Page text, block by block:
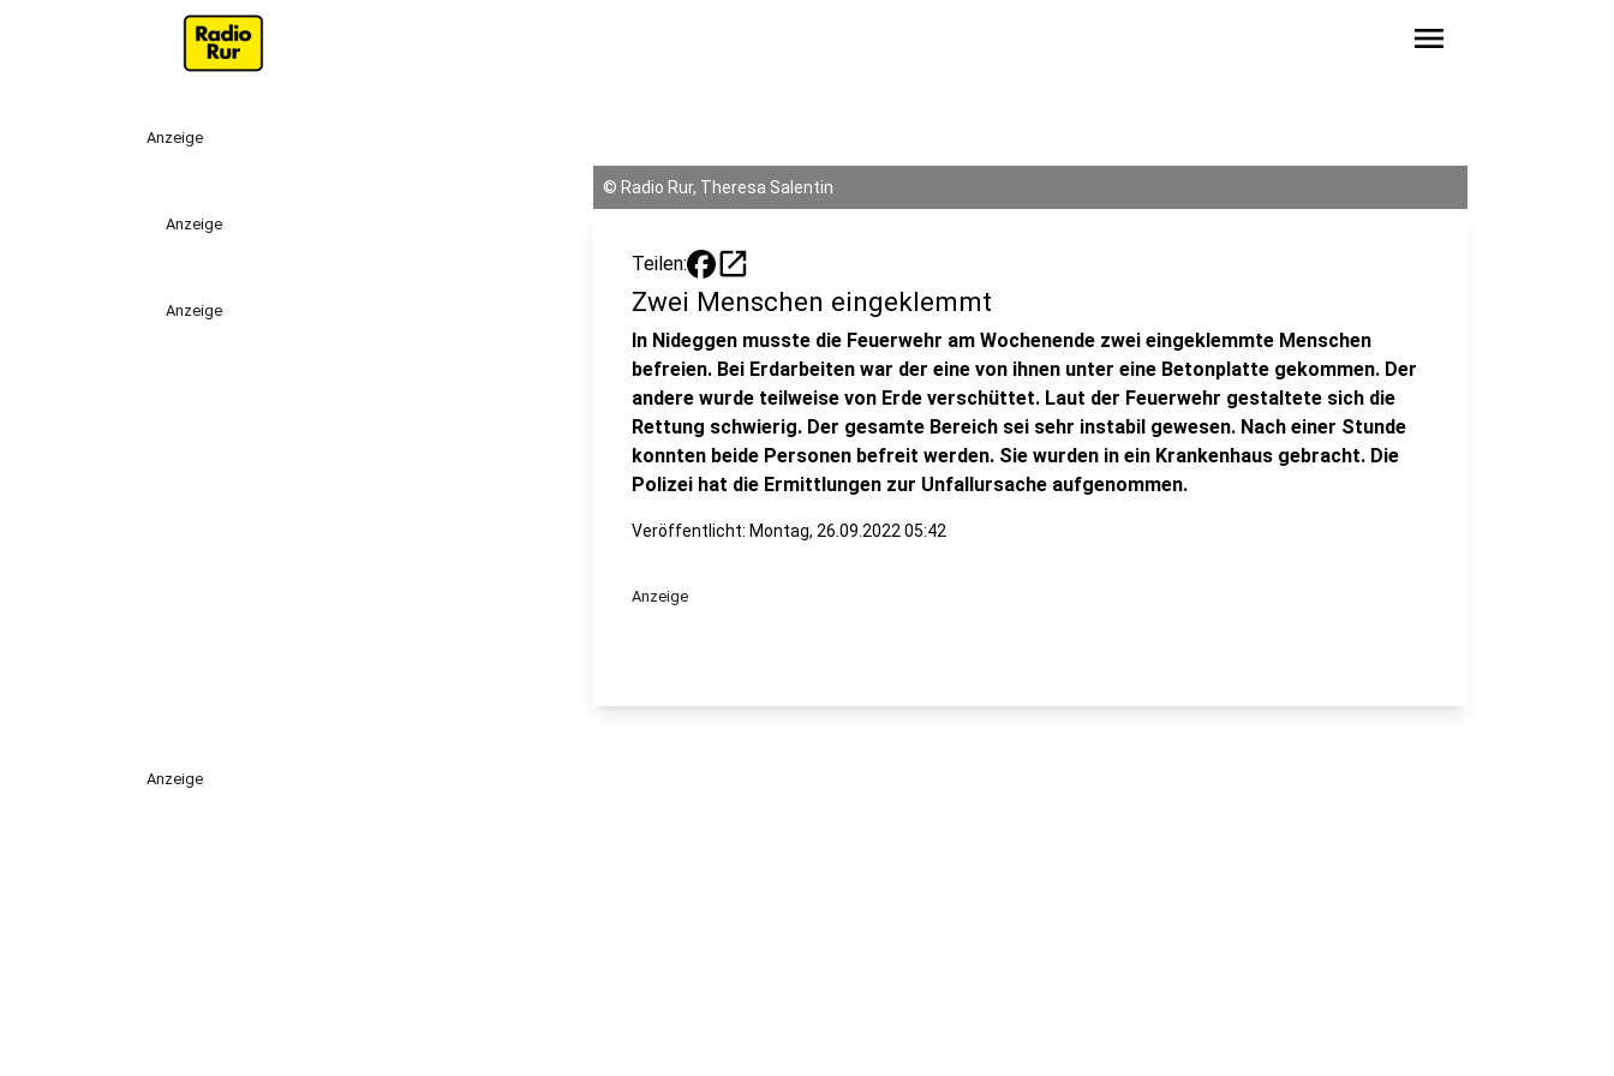
menu
Anzeige
Anzeige
Anzeige
© Radio Rur, Theresa Salentin
Teilen: open_in_new
Zwei Menschen eingeklemmt
In Nideggen musste die Feuerwehr am Wochenende zwei eingeklemmte Menschen
befreien. Bei Erdarbeiten war der eine von ihnen unter eine Betonplatte gekommen. Der
andere wurde teilweise von Erde verschüttet. Laut der Feuerwehr gestaltete sich die
Rettung schwierig. Der gesamte Bereich sei sehr instabil gewesen. Nach einer Stunde
konnten beide Personen befreit werden. Sie wurden in ein Krankenhaus gebracht. Die
Polizei hat die Ermittlungen zur Unfallursache aufgenommen.
Veröffentlicht: Montag, 26.09.2022 05:42
Anzeige
Anzeige